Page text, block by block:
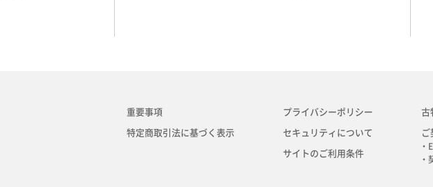
重要事項
特定商取引法に基づく表示
プライバシーポリシー
セキュリティについて
サイトのご利用条件
古
ご
・
・